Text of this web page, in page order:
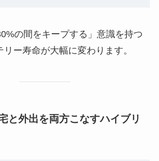
の間をキープする」意識を持つ
ー寿命が大幅に変わります。
と外出を両方こなすハイブリ